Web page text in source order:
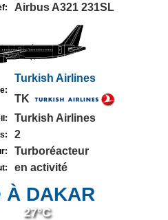
Airbus A321 231SL
Turkish Airlines
TK
Turkish Airlines
2
Turboréacteur
en activité
À DAKAR
27°C